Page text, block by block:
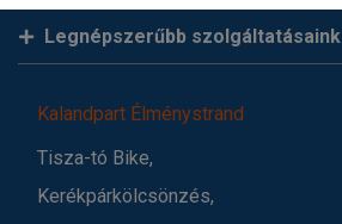
Legnépszerűbb szolgáltatásaink
Kalandpart Élménystrand
Tisza-tó Bike,
Kerékpárkölcsönzés,